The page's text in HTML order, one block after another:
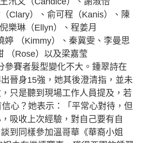
（Clary）、俞可程（Kanis）、陳
樂琳（Ellyn）、程姜月
婷 （Kimmy）、秦冀雯、李曼思
（Rose）以及梁嘉莹
參賽者髮型變化不大。鍾翠詩在
晉身15強，她其後澄清指，並未
只是聽到現場工作人員提及，若
心？她表示：「平常心對待，但
吸收上次經驗，對自己要有自
到同樣參加溫哥華《華裔小姐